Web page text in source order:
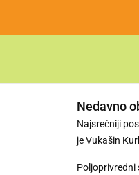
Nedavno
Najsrećniji
je Vukašin
Poljoprivredni